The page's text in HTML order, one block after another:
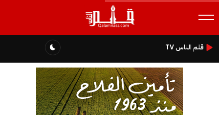
قلم الناس TV